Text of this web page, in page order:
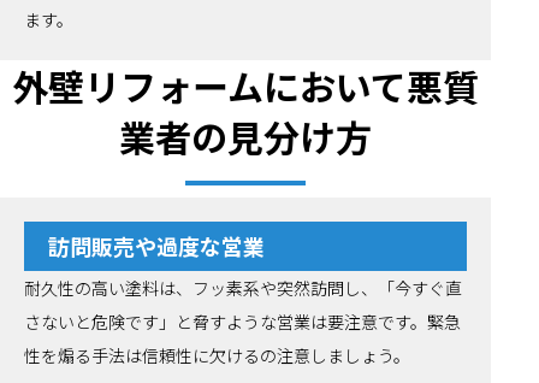
ます。
外壁リフォームにおいて悪質
業者の見分け方
訪問販売や過度な営業
耐久性の高い塗料は、フッ素系や突然訪問し、「今すぐ直
さないと危険です」と脅すような営業は要注意です。緊急
性を煽る手法は信頼性に欠けるの注意しましょう。